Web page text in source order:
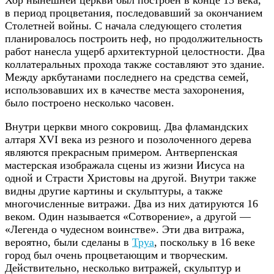
в период процветания, последовавший за окончанием
Столетней войны. С начала следующего столетия
планировалось построить неф, но продолжительность
работ нанесла ущерб архитектурной целостности. Два
коллатеральных прохода также составляют это здание.
Между аркбутанами последнего на средства семей,
использовавших их в качестве места захоронения,
было построено несколько часовен.
Внутри церкви много сокровищ. Два фламандских
алтаря XVI века из резного и позолоченного дерева
являются прекрасным примером. Антверпенская
мастерская изображала сцены из жизни Иисуса на
одной и Страсти Христовы на другой. Внутри также
видны другие картины и скульптуры, а также
многочисленные витражи. Два из них датируются 16
веком. Один называется «Сотворение», а другой —
«Легенда о чудесном воинстве». Эти два витража,
вероятно, были сделаны в Труа, поскольку в 16 веке
город был очень процветающим и творческим.
Действительно, несколько витражей, скульптур и